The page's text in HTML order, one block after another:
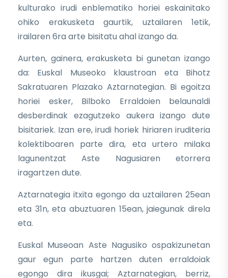
kulturako irudi enblematiko horiei eskainitako
ohiko erakusketa gaurtik, uztailaren 1etik,
irailaren 6ra arte bisitatu ahal izango da.
Aurten, gainera, erakusketa bi gunetan izango
da: Euskal Museoko klaustroan eta Bihotz
Sakratuaren Plazako Aztarnategian. Bi egoitza
horiei esker, Bilboko Erraldoien belaunaldi
desberdinak ezagutzeko aukera izango dute
bisitariek. Izan ere, irudi horiek hiriaren iruditeria
kolektiboaren parte dira, eta urtero milaka
lagunentzat Aste Nagusiaren etorrera
iragartzen dute.
Aztarnategia itxita egongo da uztailaren 25ean
eta 31n, eta abuztuaren 15ean, jaiegunak direla
eta.
Euskal Museoan Aste Nagusiko ospakizunetan
gaur egun parte hartzen duten erraldoiak
egongo dira ikusgai; Aztarnategian, berriz,